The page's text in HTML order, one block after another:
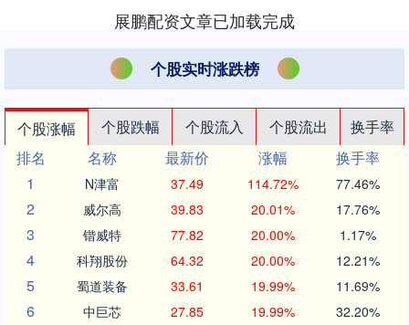
展鹏配资文章已加载完成
个股实时涨跌榜
个股涨幅 个股跌幅 个股流入 个股流出
换手率
排名
名称 最新价 涨幅
换手率
1
N津富 37.49 114.72% 77.46%
2 威尔高 39.83 20.01% 17.76%
3 锴威特 77.82 20.00% 1.17%
4 科翔股份 64.32 20.00% 12.21%
5 蜀道装备 33.61 19.99% 11.69%
6 中巨芯 27.85 19.99% 32.20%